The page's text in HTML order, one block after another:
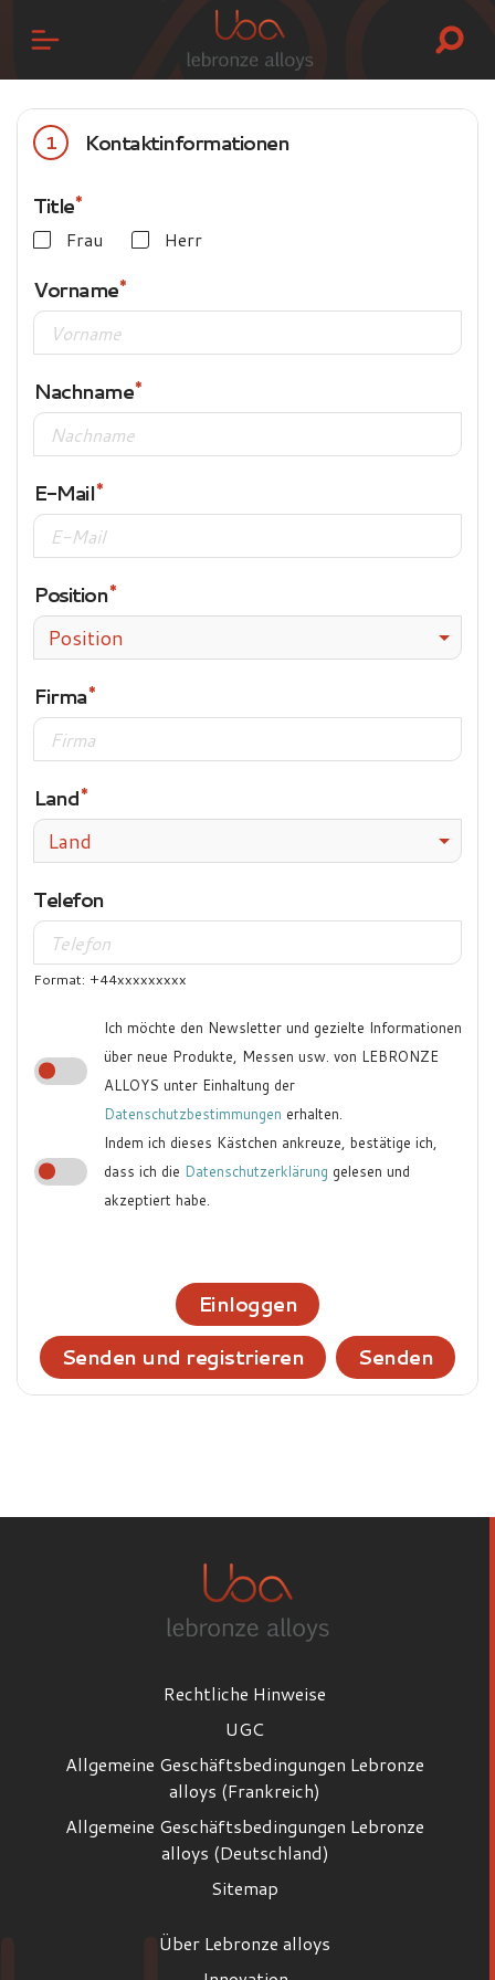
1 Kontaktinformationen
Title
Frau Herr
Vorname
Nachname
E-Mail
Position
Position
Firma
Land
Land
Telefon
Format: +44xxxxxxxxx
Ich möchte den Newsletter und gezielte Informationen
über neue Produkte, Messen usw. von LEBRONZE
ALLOYS unter Einhaltung der
Datenschutzbestimmungen erhalten.
Indem ich dieses Kästchen ankreuze, bestätige ich,
dass ich die Datenschutzerklärung gelesen und
akzeptiert habe.
Einloggen
Senden und registrieren
Senden
Rechtliche Hinweise
UGC
Allgemeine Geschäftsbedingungen Lebronze
alloys (Frankreich)
Allgemeine Geschäftsbedingungen Lebronze
alloys (Deutschland)
Sitemap
Über Lebronze alloys